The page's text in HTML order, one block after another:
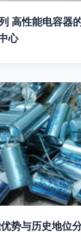
高性能电容
心
势与历史地位